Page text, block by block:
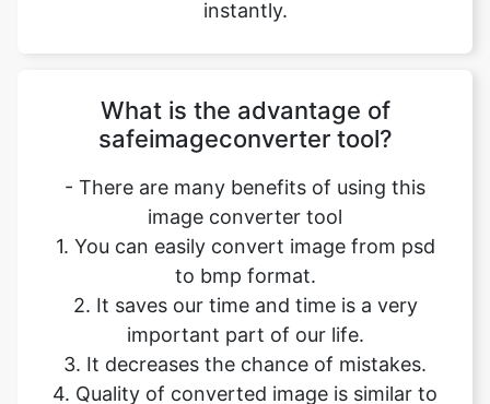
What is the advantage of
image converter tool
1. You can easily convert image from psd
to bmp format.
2. It saves our time and time is a very
important part of our life.
3. It decreases the chance of mistakes.
4. Quality of converted image is similar to
original file.
5. It is free, online tool. No signup no
installation needed.